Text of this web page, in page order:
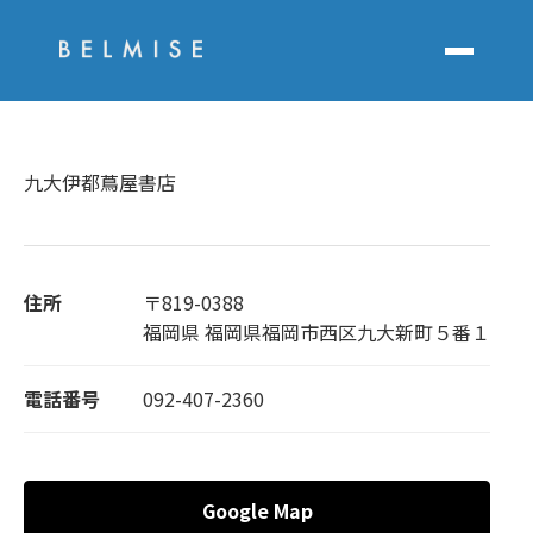
九大伊都蔦屋書店
住所
〒819-0388
福岡県 福岡県福岡市西区九大新町５番１
電話番号 092-407-2360
Google Map